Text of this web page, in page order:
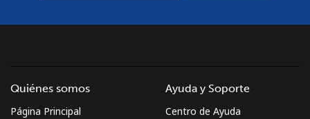
Quiénes somos
Página Principal
Ayuda y Soporte
Centro de Ayuda